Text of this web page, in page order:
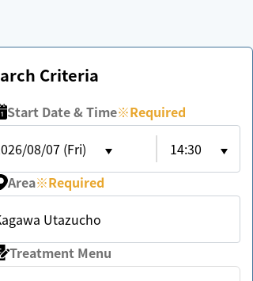
Criteria
Start Date & Time※Required
08/07 (Fri)
14:30
Area※Required
Utazucho
Treatment Menu